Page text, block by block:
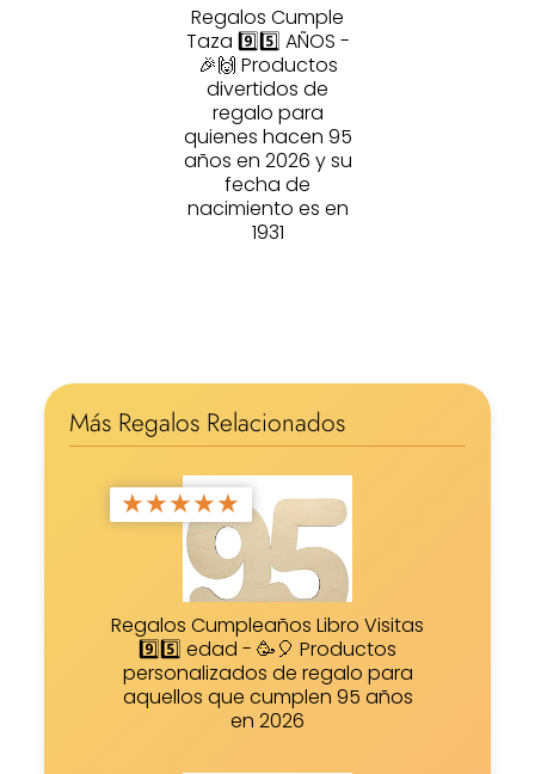
Regalos Cumple
Taza 9️⃣5️⃣ AÑOS -
🎉🙌 Productos
divertidos de
regalo para
quienes hacen 95
años en 2026 y su
fecha de
nacimiento es en
1931
Más Regalos Relacionados
★★★★★
Regalos Cumpleaños Libro Visitas
9️⃣5️⃣ edad - 🥳🎈 Productos
personalizados de regalo para
aquellos que cumplen 95 años
en 2026